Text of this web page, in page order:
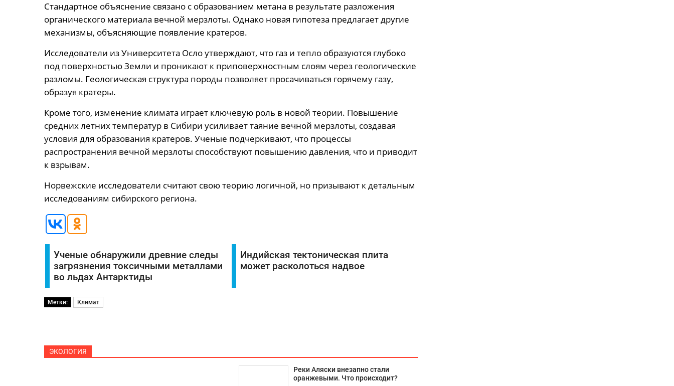
Стандартное объяснение связано с образованием метана в результате разложения
органического материала вечной мерзлоты. Однако новая гипотеза предлагает другие
механизмы, объясняющие появление кратеров.
Исследователи из Университета Осло утверждают, что газ и тепло образуются глубоко
под поверхностью Земли и проникают к приповерхностным слоям через геологические
разломы. Геологическая структура породы позволяет просачиваться горячему газу,
образуя кратеры.
Кроме того, изменение климата играет ключевую роль в новой теории. Повышение
средних летних температур в Сибири усиливает таяние вечной мерзлоты, создавая
условия для образования кратеров. Ученые подчеркивают, что процессы
распространения вечной мерзлоты способствуют повышению давления, что и приводит
к взрывам.
Норвежские исследователи считают свою теорию логичной, но призывают к детальным
исследованиям сибирского региона.
Ученые обнаружили древние следы
загрязнения токсичными металлами
во льдах Антарктиды
Индийская тектоническая плита
может расколоться надвое
Метки: Климат
ЭКОЛОГИЯ
Реки Аляски внезапно стали
оранжевыми. Что происходит?